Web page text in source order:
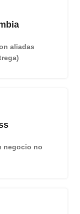
aliadas
negocio no